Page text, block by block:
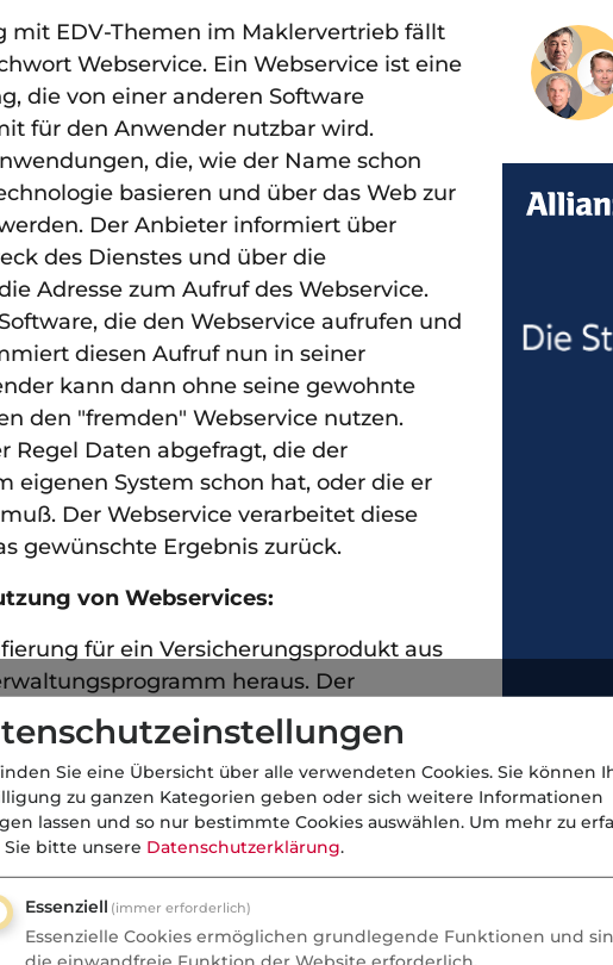
mit EDV-Themen im Maklervertrieb fällt
Webservice. Ein Webservice ist eine
die von einer anderen Software
für den Anwender nutzbar wird.
die, wie der Name schon
basieren und über das Web zur
Der Anbieter informiert über
des Dienstes und über die
Adresse zum Aufruf des Webservice.
die den Webservice aufrufen und
diesen Aufruf nun in seiner
kann dann ohne seine gewohnte
den "fremden" Webservice nutzen.
Regel Daten abgefragt, die der
eigenen System schon hat, oder die er
Der Webservice verarbeitet diese
gewünschte Ergebnis zurück.
von Webservices:
für ein Versicherungsprodukt aus
heraus. Der
z.B. von einem Vergleichsrechner oder
bereitgestellt werden.
eVB(elektronische
für KFZ ab 3 / 2008) im neuen
über die Zentrale Stelle der GDV-
Tarifierungs-Services über
meist
Sie eine Übersicht über alle verwendeten Cookies. Sie können
zu ganzen Kategorien geben oder sich weitere Informationen
lassen und so nur bestimmte Cookies auswählen. Um mehr zu
Sie bitte unsere Datenschutzerklärung.
Essenziell (immer erforderlich)
Essenzielle Cookies ermöglichen grundlegende Funktionen und